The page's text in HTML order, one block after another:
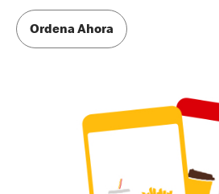
Ordena Ahora